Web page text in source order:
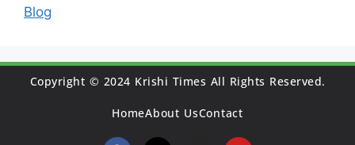
Blog
Copyright © 2024 Krishi Times All Rights Reserved.
HomeAbout UsContact